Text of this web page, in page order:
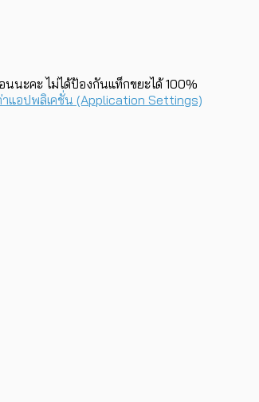
นะคะ ไม่ได้ป้องกันแท็กขยะได้ 100%
าแอปพลิเคชั่น (Application Settings)